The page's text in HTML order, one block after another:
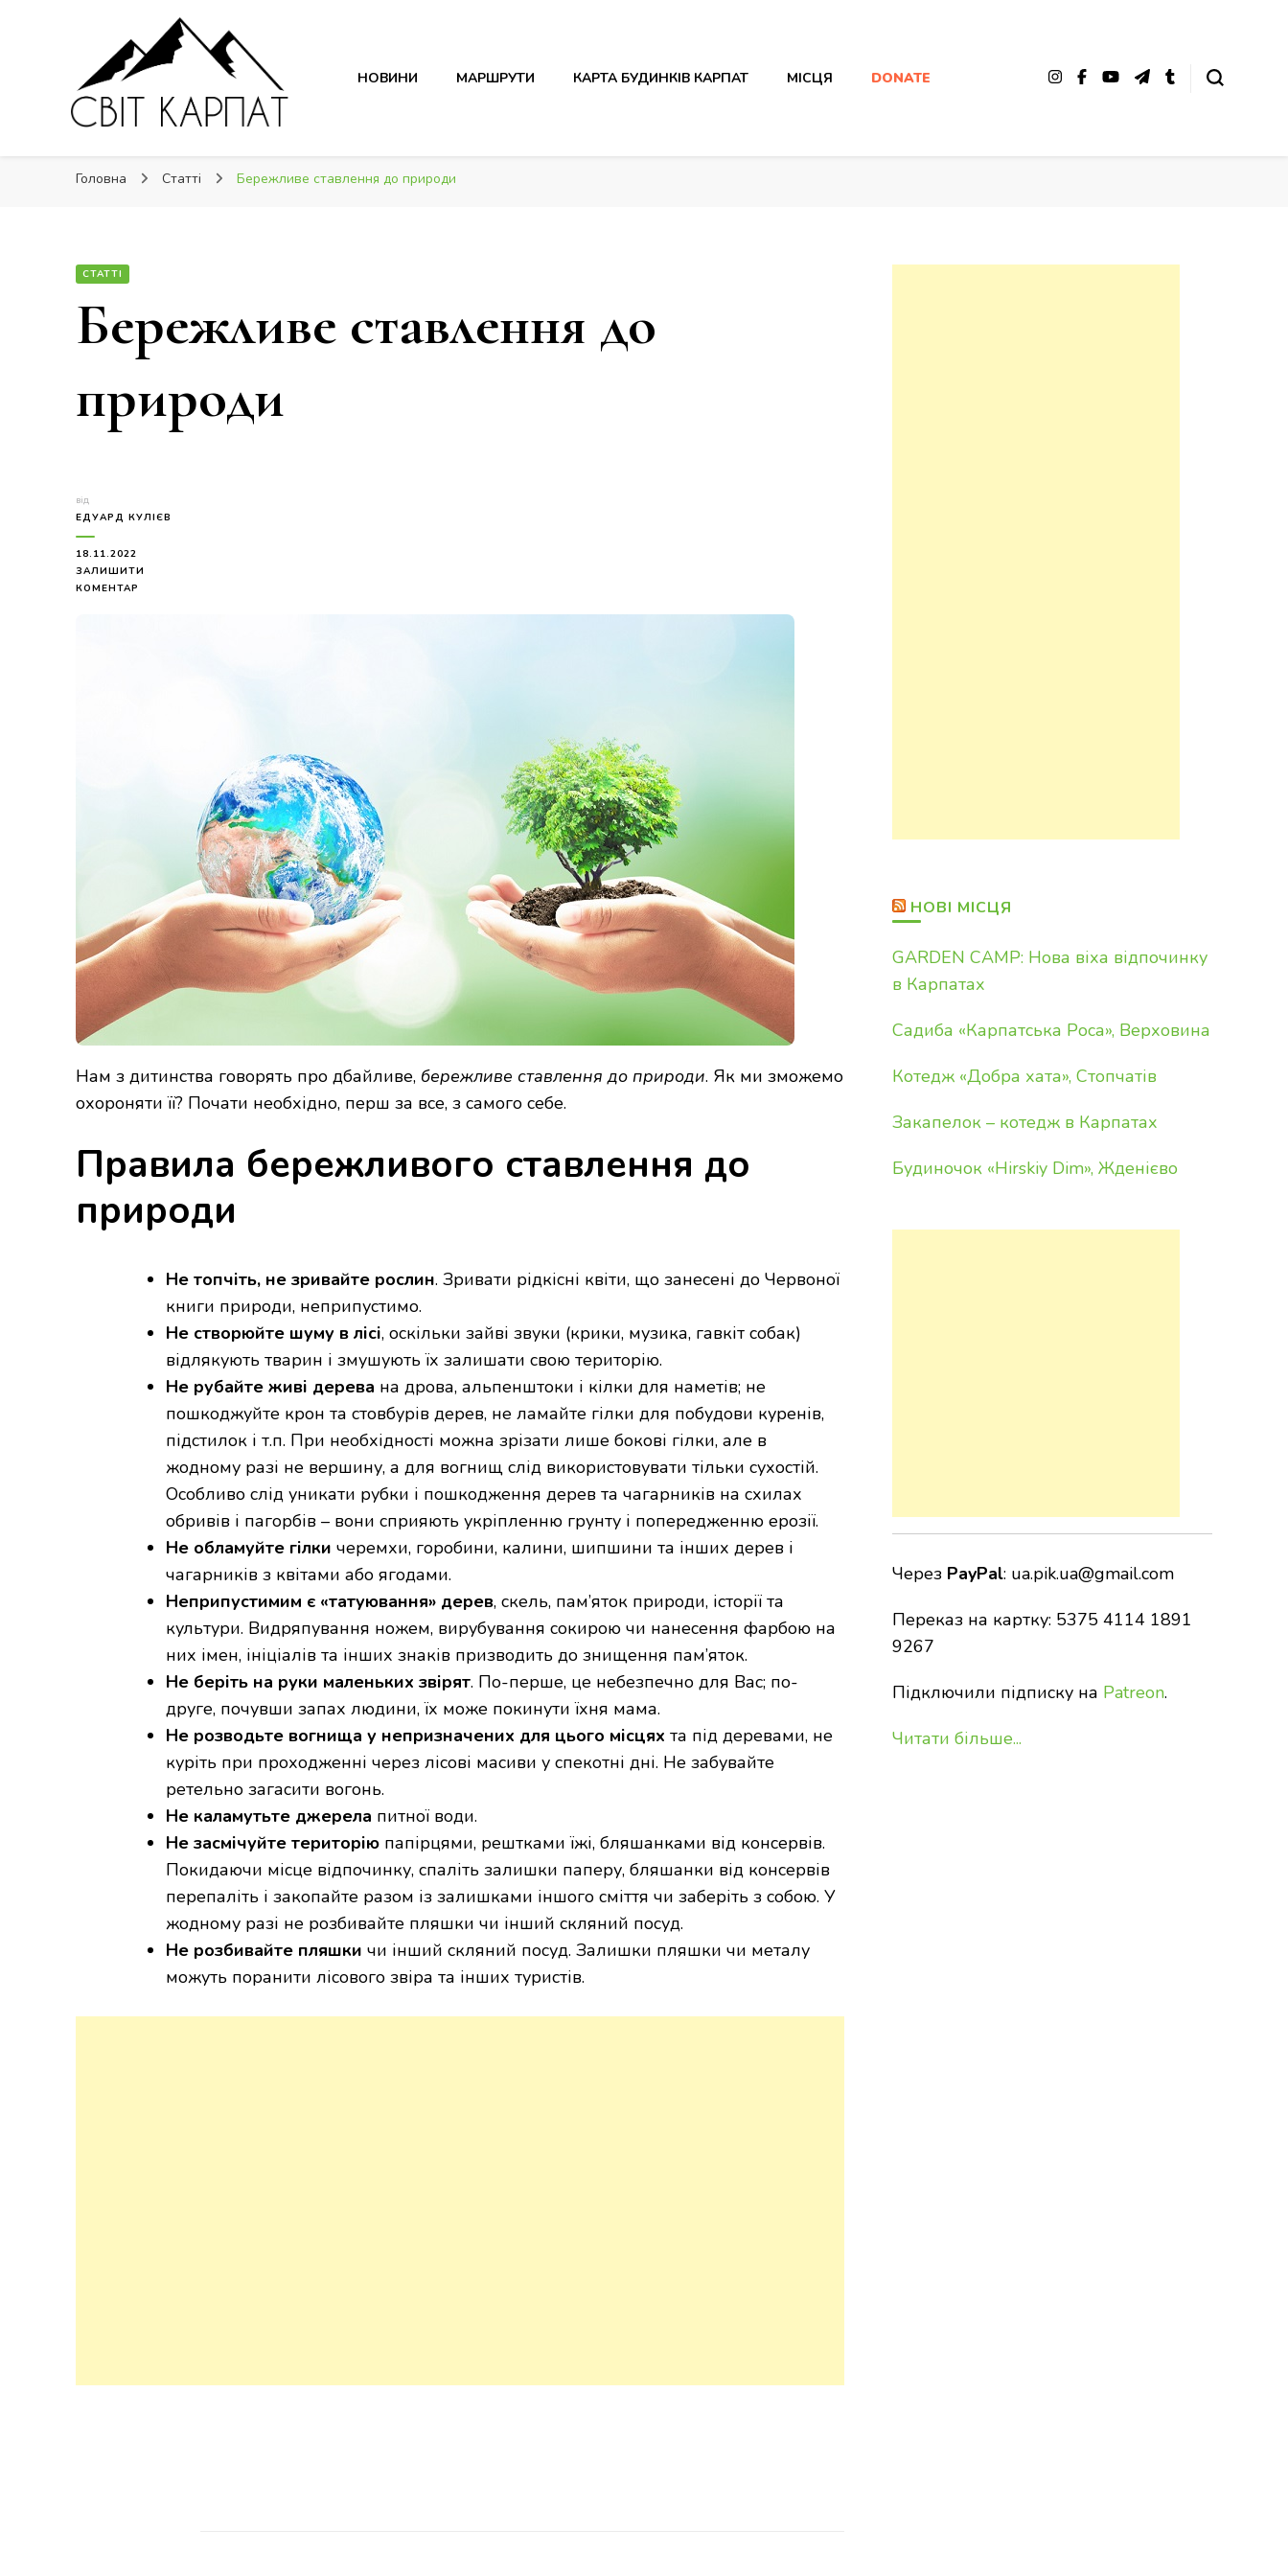
Світ Карпат
Світ Карпат
НОВИНИ МАРШРУТИ КАРТА БУДИНКІВ КАРПАТ МІСЦЯ DONATE
Головна Статті Бережливе ставлення до природи
СТАТТІ
Бережливе ставлення до
природи
від
ЕДУАРД КУЛІЄВ
18.11.2022
ЗАЛИШИТИ
КОМЕНТАР
Нам з дитинства говорять про дбайливе, бережливе ставлення до природи. Як ми зможемо
охороняти її? Почати необхідно, перш за все, з самого себе.
Правила бережливого ставлення до
природи
Не топчіть, не зривайте рослин. Зривати рідкісні квіти, що занесені до Червоної
книги природи, неприпустимо.
Не створюйте шуму в лісі, оскільки зайві звуки (крики, музика, гавкіт собак)
відлякують тварин і змушують їх залишати свою територію.
Не рубайте живі дерева на дрова, альпенштоки і кілки для наметів; не
пошкоджуйте крон та стовбурів дерев, не ламайте гілки для побудови куренів,
підстилок і т.п. При необхідності можна зрізати лише бокові гілки, але в
жодному разі не вершину, а для вогнищ слід використовувати тільки сухостій.
Особливо слід уникати рубки і пошкодження дерев та чагарників на схилах
обривів і пагорбів – вони сприяють укріпленню грунту і попередженню ерозії.
Не обламуйте гілки черемхи, горобини, калини, шипшини та інших дерев і
чагарників з квітами або ягодами.
Неприпустимим є «татуювання» дерев, скель, пам’яток природи, історії та
культури. Видряпування ножем, вирубування сокирою чи нанесення фарбою на
них імен, ініціалів та інших знаків призводить до знищення пам’яток.
Не беріть на руки маленьких звірят. По-перше, це небезпечно для Вас; по-
друге, почувши запах людини, їх може покинути їхня мама.
Не розводьте вогнища у непризначених для цього місцях та під деревами, не
куріть при проходженні через лісові масиви у спекотні дні. Не забувайте
ретельно загасити вогонь.
Не каламутьте джерела питної води.
Не засмічуйте територію папірцями, рештками їжі, бляшанками від консервів.
Покидаючи місце відпочинку, спаліть залишки паперу, бляшанки від консервів
перепаліть і закопайте разом із залишками іншого сміття чи заберіть з собою. У
жодному разі не розбивайте пляшки чи інший скляний посуд.
Не розбивайте пляшки чи інший скляний посуд. Залишки пляшки чи металу
можуть поранити лісового звіра та інших туристів.
НОВІ МІСЦЯ
GARDEN CAMP: Нова віха відпочинку
в Карпатах
Садиба «Карпатська Роса», Верховина
Котедж «Добра хата», Стопчатів
Закапелок – котедж в Карпатах
Будиночок «Hirskiy Dim», Жденієво
Через PayPal: ua.pik.ua@gmail.com
Переказ на картку: 5375 4114 1891
9267
Підключили підписку на Patreon.
Читати більше...